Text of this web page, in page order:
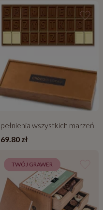
wszystkich marzeń
zł
TWÓJ GRAWER